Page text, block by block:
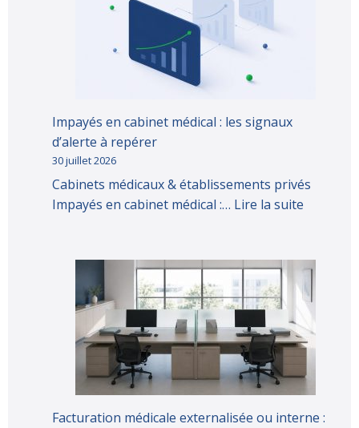
Impayés en cabinet médical : les signaux
d’alerte à repérer
30 juillet 2026
Cabinets médicaux & établissements privés
Impayés en cabinet médical :… Lire la suite
Facturation médicale externalisée ou interne :